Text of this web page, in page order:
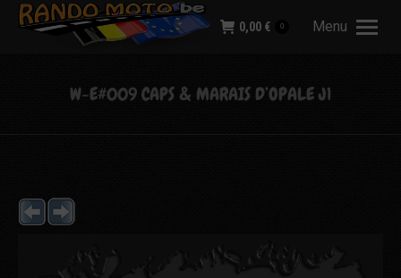
Menu
0,00 € 0
W-E#009 CAPS & MARAIS D’OPALE J1